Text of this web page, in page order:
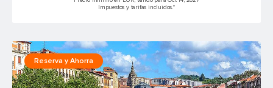
Impuestos y tarifas incluidos.*
Reserva y Ahorra